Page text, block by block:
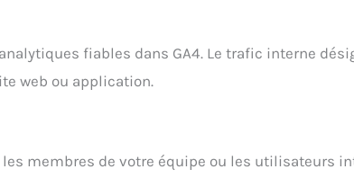
fiables dans GA4. Le trafic interne
web ou application.
membres de votre équipe ou les utilisateurs